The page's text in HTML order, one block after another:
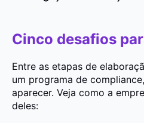
Cinco desafios
Entre as etapas de
um programa de
aparecer. Veja como a
deles: